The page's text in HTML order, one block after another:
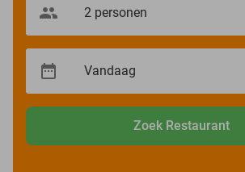
Zoek Restaurant